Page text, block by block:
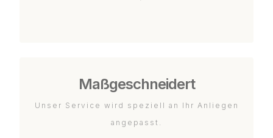
Maßgeschneidert
Unser Service wird speziell an Ihr Anliegen
angepasst.